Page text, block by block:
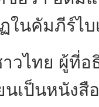
ในคัมภีร์ไบ
ย ผู้ที่อธิบ
นเป็นหนัง